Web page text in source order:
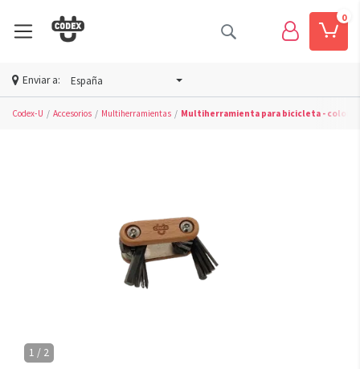
0
Enviar a: España
Codex-U Accesorios Multiherramientas Multiherramienta para bicicleta - color
1 / 2